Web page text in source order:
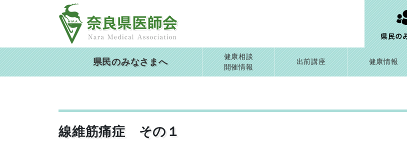
県民のみなさまへ
健康相談
開催情報
出前講座 健康情報
線維筋痛症 その１